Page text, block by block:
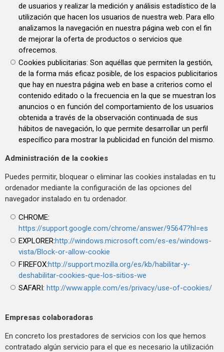
de usuarios y realizar la medición y análisis estadístico de la
utilización que hacen los usuarios de nuestra web. Para ello
analizamos la navegación en nuestra página web con el fin
de mejorar la oferta de productos o servicios que
ofrecemos.
Cookies publicitarias: Son aquéllas que permiten la gestión,
de la forma más eficaz posible, de los espacios publicitarios
que hay en nuestra página web en base a criterios como el
contenido editado o la frecuencia en la que se muestran los
anuncios o en función del comportamiento de los usuarios
obtenida a través de la observación continuada de sus
hábitos de navegación, lo que permite desarrollar un perfil
específico para mostrar la publicidad en función del mismo.
Administración de la cookies
Puedes permitir, bloquear o eliminar las cookies instaladas en tu
ordenador mediante la configuración de las opciones del
navegador instalado en tu ordenador.
CHROME:
https://support.google.com/chrome/answer/95647?hl=es
EXPLORER:http://windows.microsoft.com/es-es/windows-
vista/Block-or-allow-cookie
FIREFOX:http://support.mozilla.org/es/kb/habilitar-y-
deshabilitar-cookies-que-los-sitios-we
SAFARI: http://www.apple.com/es/privacy/use-of-cookies/
Empresas colaboradoras
En concreto los prestadores de servicios con los que hemos
contratado algún servicio para el que es necesario la utilización